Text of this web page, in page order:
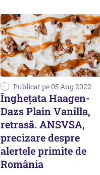
Publicat pe 05 Aug 2022
Îngheţata Haagen-
Dazs Plain Vanilla,
retrasă. ANSVSA,
precizare despre
alertele primite de
România